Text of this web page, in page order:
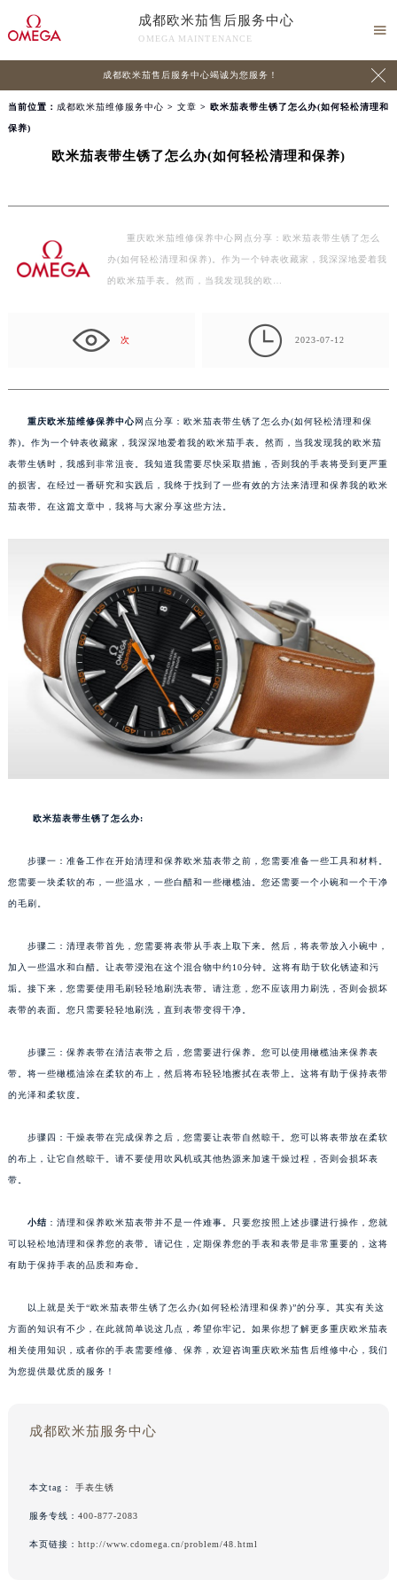
成都欧米茄售后服务中心
OMEGA MAINTENANCE

成都欧米茄售后服务中心竭诚为您服务！ 
当前位置： 成都欧米茄维修服务中心 > 文章 > 欧米茄表带生锈了怎么办(如何轻松清理和
保养)
欧米茄表带生锈了怎么办(如何轻松清理和保养)
重庆欧米茄维修保养中心网点分享：欧米茄表带生锈了怎么
办(如何轻松清理和保养)。作为一个钟表收藏家，我深深地爱着我
的欧米茄手表。然而，当我发现我的欧…
次  2023-07-12
重庆欧米茄维修保养中心网点分享：欧米茄表带生锈了怎么办(如何轻松清理和保
养)。作为一个钟表收藏家，我深深地爱着我的欧米茄手表。然而，当我发现我的欧米茄
表带生锈时，我感到非常沮丧。我知道我需要尽快采取措施，否则我的手表将受到更严重
的损害。在经过一番研究和实践后，我终于找到了一些有效的方法来清理和保养我的欧米
茄表带。在这篇文章中，我将与大家分享这些方法。
欧米茄表带生锈了怎么办:
步骤一：准备工作在开始清理和保养欧米茄表带之前，您需要准备一些工具和材料。
您需要一块柔软的布，一些温水，一些白醋和一些橄榄油。您还需要一个小碗和一个干净
的毛刷。
步骤二：清理表带首先，您需要将表带从手表上取下来。然后，将表带放入小碗中，
加入一些温水和白醋。让表带浸泡在这个混合物中约10分钟。这将有助于软化锈迹和污
垢。接下来，您需要使用毛刷轻轻地刷洗表带。请注意，您不应该用力刷洗，否则会损坏
表带的表面。您只需要轻轻地刷洗，直到表带变得干净。
步骤三：保养表带在清洁表带之后，您需要进行保养。您可以使用橄榄油来保养表
带。将一些橄榄油涂在柔软的布上，然后将布轻轻地擦拭在表带上。这将有助于保持表带
的光泽和柔软度。
步骤四：干燥表带在完成保养之后，您需要让表带自然晾干。您可以将表带放在柔软
的布上，让它自然晾干。请不要使用吹风机或其他热源来加速干燥过程，否则会损坏表
带。
小结 ：清理和保养欧米茄表带并不是一件难事。只要您按照上述步骤进行操作，您就
可以轻松地清理和保养您的表带。请记住，定期保养您的手表和表带是非常重要的，这将
有助于保持手表的品质和寿命。
以上就是关于“欧米茄表带生锈了怎么办(如何轻松清理和保养)”的分享。其实有关这
方面的知识有不少，在此就简单说这几点，希望你牢记。如果你想了解更多重庆欧米茄表
相关使用知识，或者你的手表需要维修、保养，欢迎咨询重庆欧米茄售后维修中心，我们
为您提供最优质的服务！
成都欧米茄服务中心
本文tag： 手表生锈
服务专线： 400-877-2083
本页链接： http://www.cdomega.cn/problem/48.html